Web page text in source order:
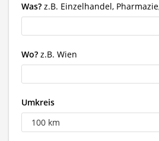
Was? z.B. Einzelhandel,
Wo? z.B. Wien
Umkreis